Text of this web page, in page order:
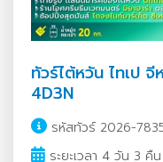
ทัวร์ไต้หวัน ไทเป
4D3N
รหัสทัวร์ 2026-
ระยะเวลา 4 วัน 3 คืน